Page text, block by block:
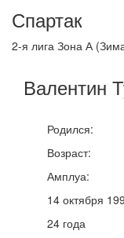
Спартак
2-я лига Зона А
Валентин
Родился:
Возраст:
Амплуа:
14 октября
24 года